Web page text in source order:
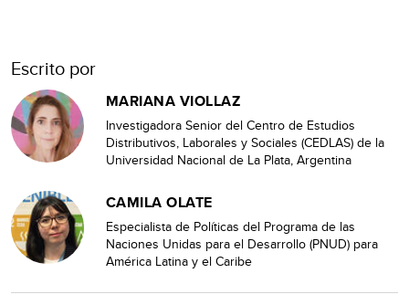
Escrito por
MARIANA VIOLLAZ
Investigadora Senior del Centro de Estudios
Distributivos, Laborales y Sociales (CEDLAS) de la
Universidad Nacional de La Plata, Argentina
CAMILA OLATE
Especialista de Políticas del Programa de las
Naciones Unidas para el Desarrollo (PNUD) para
América Latina y el Caribe